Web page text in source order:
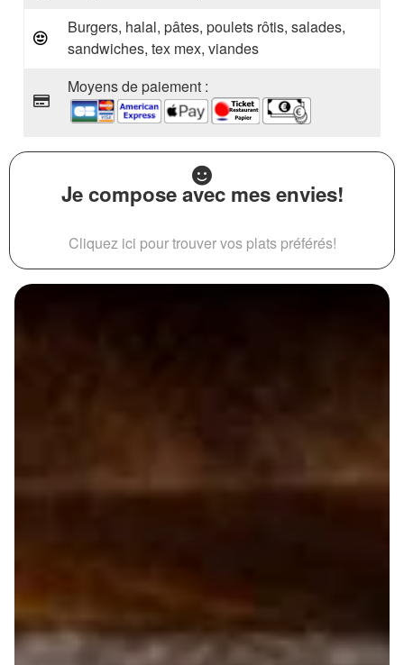
Burgers, halal, pâtes, poulets rôtis, salades,
sandwiches, tex mex, viandes
Moyens de paiement :
Je compose avec mes envies!
Cliquez ici pour trouver vos plats préférés!